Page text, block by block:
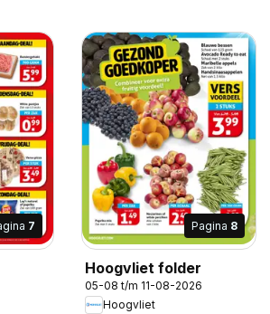
7 Pagina 8
Hoogvliet folder
05-08 t/m 11-08-2026
Hoogvliet